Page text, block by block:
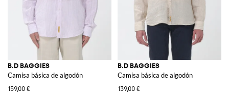
B.D BAGGIES
Camisa básica de algodón
159,00 €
B.D BAGGIES
Camisa básica de algodón
139,00 €